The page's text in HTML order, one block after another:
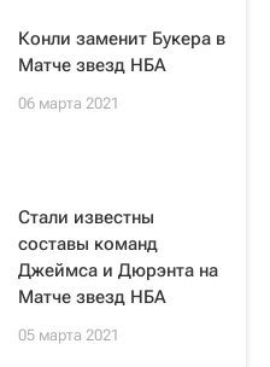
Конли заменит Букера в
Матче звезд НБА
06 марта 2021
Стали известны
составы команд
Джеймса и Дюрэнта на
Матче звезд НБА
05 марта 2021